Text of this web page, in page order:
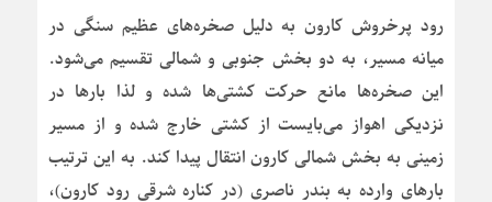
رود پرخروش کارون به دلیل صخره‌های عظیم سنگی در
میانه مسیر، به دو بخش جنوبی و شمالی تقسیم می‌شود.
این صخره‌ها مانع حرکت کشتی‌ها شده و لذا بارها در
نزدیکی اهواز می‌بایست از کشتی خارج شده و از مسیر
زمینی به بخش شمالی کارون انتقال پیدا کند. به این ترتیب
بارهای وارده به بندر ناصری (در کناره شرقی رود کارون)،